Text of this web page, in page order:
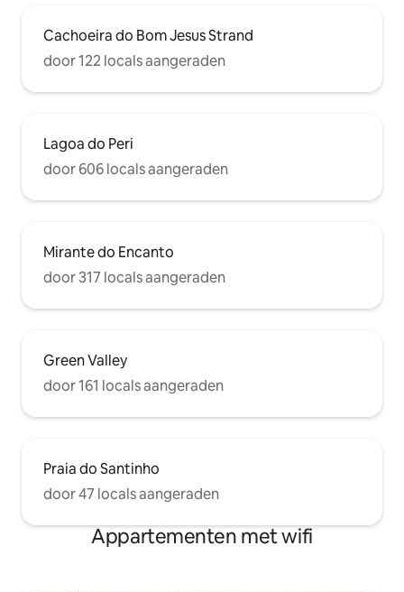
Cachoeira do Bom Jesus Strand
door 122 locals aangeraden
Lagoa do Peri
door 606 locals aangeraden
Mirante do Encanto
door 317 locals aangeraden
Green Valley
door 161 locals aangeraden
Praia do Santinho
door 47 locals aangeraden
Appartementen met wifi